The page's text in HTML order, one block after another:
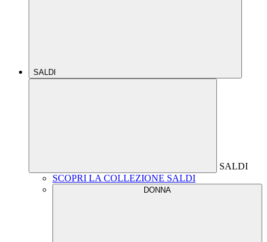
SALDI
SALDI
SCOPRI LA COLLEZIONE SALDI
DONNA